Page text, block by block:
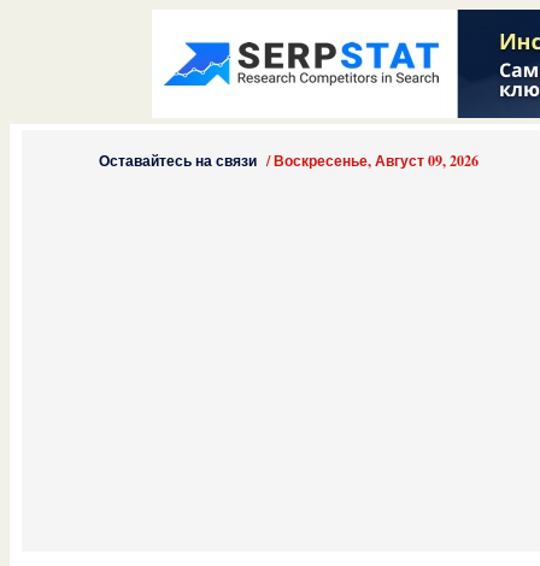
Оставайтесь на связи /Воскресенье, Август 09, 2026